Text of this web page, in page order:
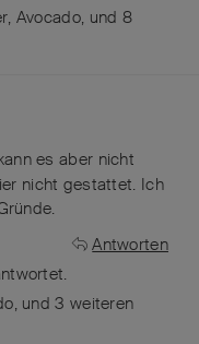
, Avocado, und 8
es aber nicht
nicht gestattet. Ich
Antworten
, und3 weiteren